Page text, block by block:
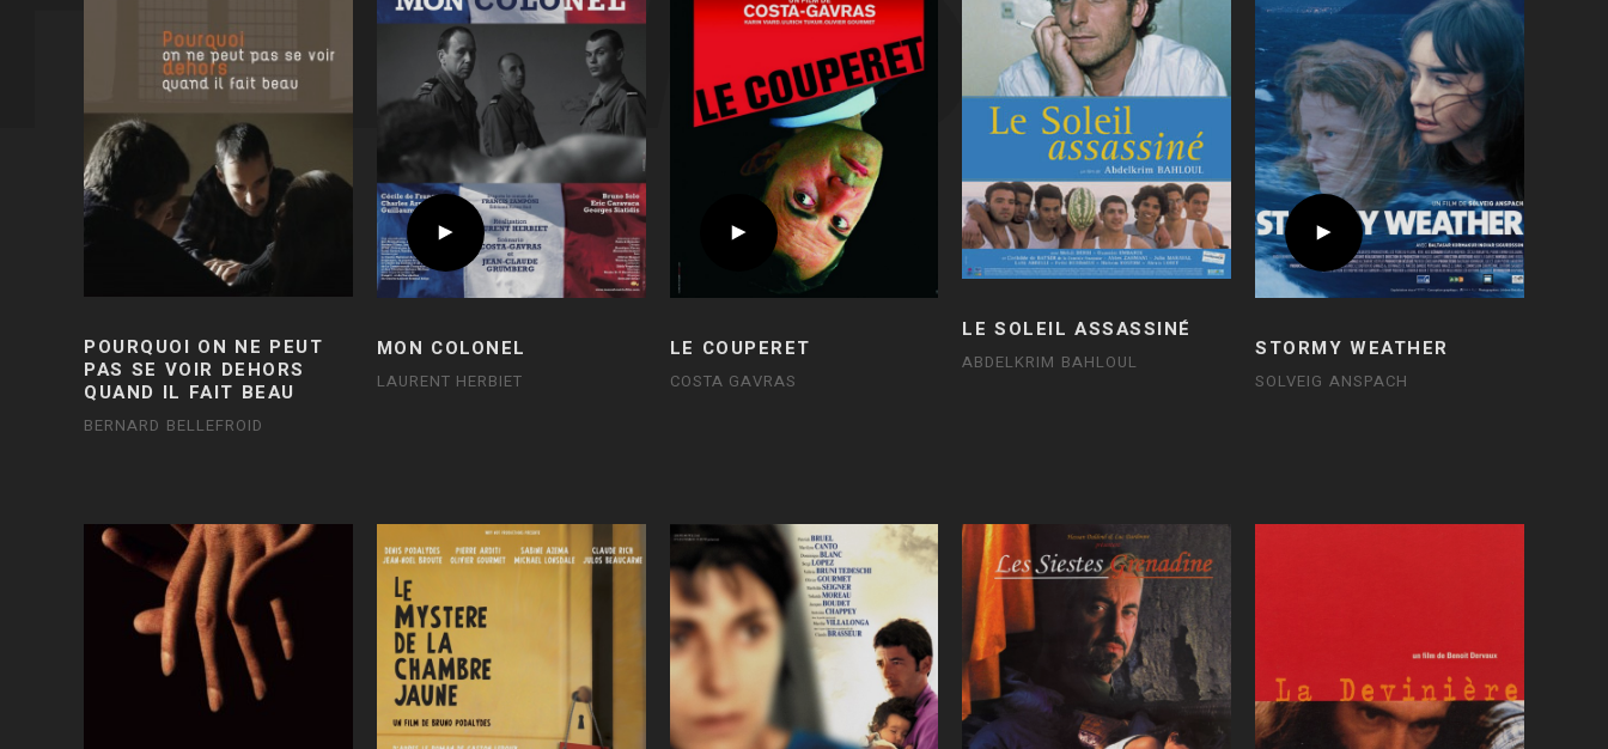
POURQUOI ON NE PEUT
PAS SE VOIR DEHORS
QUAND IL FAIT BEAU
BERNARD BELLEFROID
MON COLONEL
LAURENT HERBIET
LE COUPERET
COSTA GAVRAS
LE SOLEIL ASSASSINÉ
ABDELKRIM BAHLOUL
STORMY WEATHER
SOLVEIG ANSPACH